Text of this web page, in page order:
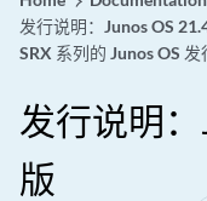
发行说明：Junos OS
SRX 系列的 Junos OS 发
发行说明：
版